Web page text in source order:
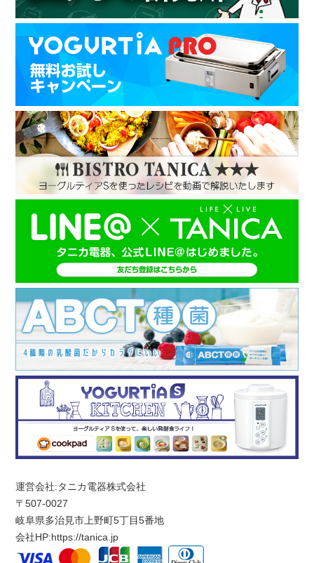
運営会社:タニカ電器株式会社
〒507-0027
岐阜県多治見市上野町5丁目5番地
会社HP:https://tanica.jp